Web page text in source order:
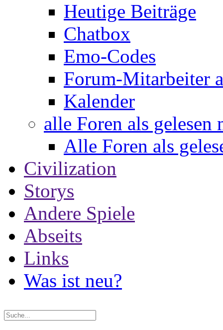
Heutige Beiträge
Chatbox
Emo-Codes
Forum-Mitarbeiter
Kalender
alle Foren als gelesen
Alle Foren als
Civilization
Storys
Andere Spiele
Abseits
Links
Was ist neu?